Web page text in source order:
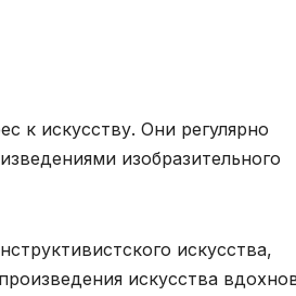
к искусству. Они регулярно
изобразительного
искусства,
искусства